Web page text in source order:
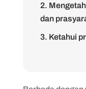
2.
dan
3. Ketahui
5. Buat